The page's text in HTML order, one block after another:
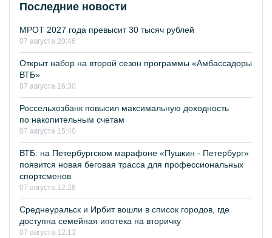
Последние новости
МРОТ 2027 года превысит 30 тысяч рублей
07 августа 20:46
Открыт набор на второй сезон программы «Амбассадоры
ВТБ»
07 августа 16:30
Россельхозбанк повысил максимальную доходность
по накопительным счетам
07 августа 15:40
ВТБ: на Петербургском марафоне «Пушкин - Петербург»
появится новая беговая трасса для профессиональных
спортсменов
07 августа 12:28
Среднеуральск и Ирбит вошли в список городов, где
доступна семейная ипотека на вторичку
07 августа 12:13